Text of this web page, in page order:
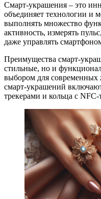
Смарт-украшения – это
объединяет технологии и
выполнять множество
активность, измерять
даже управлять
Преимущества смарт-
стильные, но и
выбором для
смарт-украшений
трекерами и кольца с NFC-